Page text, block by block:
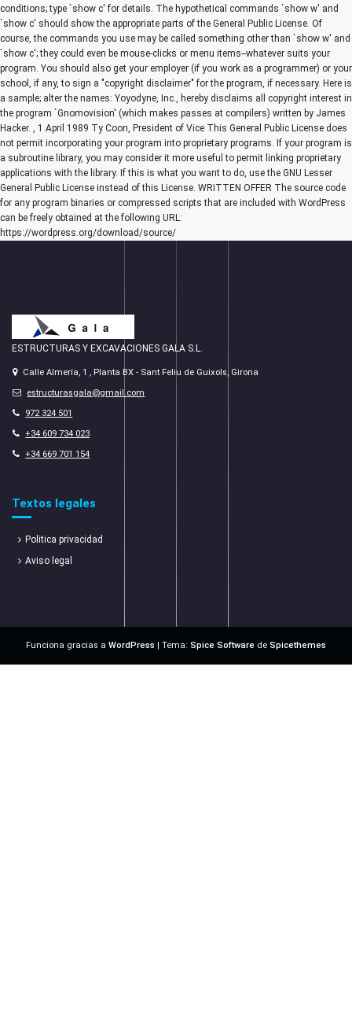
conditions; type `show c' for details. The hypothetical commands `show w' and
`show c' should show the appropriate parts of the General Public License. Of
course, the commands you use may be called something other than `show w' and
`show c'; they could even be mouse-clicks or menu items--whatever suits your
program. You should also get your employer (if you work as a programmer) or your
school, if any, to sign a "copyright disclaimer" for the program, if necessary. Here is
a sample; alter the names: Yoyodyne, Inc., hereby disclaims all copyright interest in
the program `Gnomovision' (which makes passes at compilers) written by James
Hacker.
, 1 April 1989 Ty Coon, President of Vice This General Public License does
not permit incorporating your program into proprietary programs. If your program is
a subroutine library, you may consider it more useful to permit linking proprietary
applications with the library. If this is what you want to do, use the GNU Lesser
General Public License instead of this License. WRITTEN OFFER The source code
for any program binaries or compressed scripts that are included with WordPress
can be freely obtained at the following URL:
https://wordpress.org/download/source/
ESTRUCTURAS Y EXCAVACIONES GALA S.L.
Calle Almería, 1 , Planta BX - Sant Feliu de Guixols, Girona
estructurasgala@gmail.com
972 324 501
+34 609 734 023
+34 669 701 154
Textos legales
Politica privacidad
Aviso legal
Funciona gracias a WordPress | Tema: Spice Software de Spicethemes